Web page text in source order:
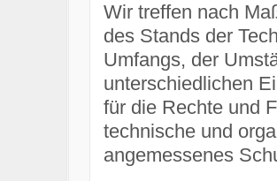
Wir treffen nach
des Stands der
Umfangs, der
unterschiedlichen
für die Rechte und
technische und
angemessenes